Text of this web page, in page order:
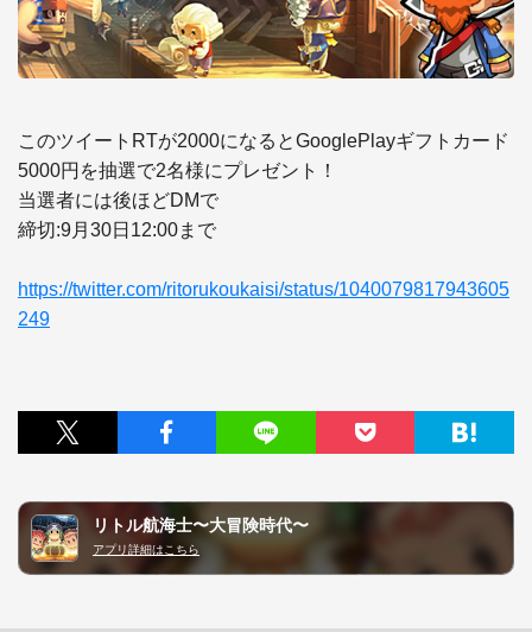
このツイートRTが2000になるとGooglePlayギフトカード
5000円を抽選で2名様にプレゼント！
当選者には後ほどDMで
締切:9月30日12:00まで
https://twitter.com/ritorukoukaisi/status/1040079817943605
249
リトル航海士〜大冒険時代〜
アプリ詳細はこちら